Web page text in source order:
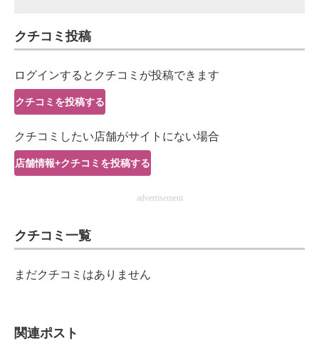
ITエンジニア向け専門サイト
企業向けIT製品の総合サイト
IT製品の技術・比較・事例
製造業のIT導入・活用を支援
エレクトロニクス専門サイト
電子設計の基本と応用
ちょっと気になるネットの話題
クチコミ投稿
ログインするとクチコミが投稿できます
クチコミを投稿する
クチコミしたい店舗がサイトにない場合
店舗情報+クチコミを投稿する
advertisement
クチコミ一覧
まだクチコミはありません
関連ポスト